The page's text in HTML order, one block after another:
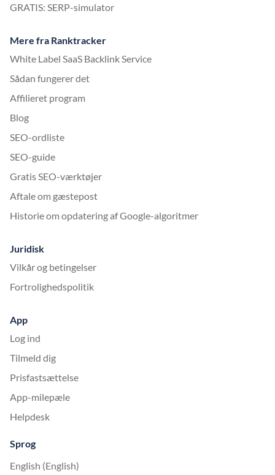
GRATIS: SERP-simulator
Mere fra Ranktracker
White Label SaaS Backlink Service
Sådan fungerer det
Affilieret program
Blog
SEO-ordliste
SEO-guide
Gratis SEO-værktøjer
Aftale om gæstepost
Historie om opdatering af Google-algoritmer
Juridisk
Vilkår og betingelser
Fortrolighedspolitik
App
Log ind
Tilmeld dig
Prisfastsættelse
App-milepæle
Helpdesk
Sprog
English (English)